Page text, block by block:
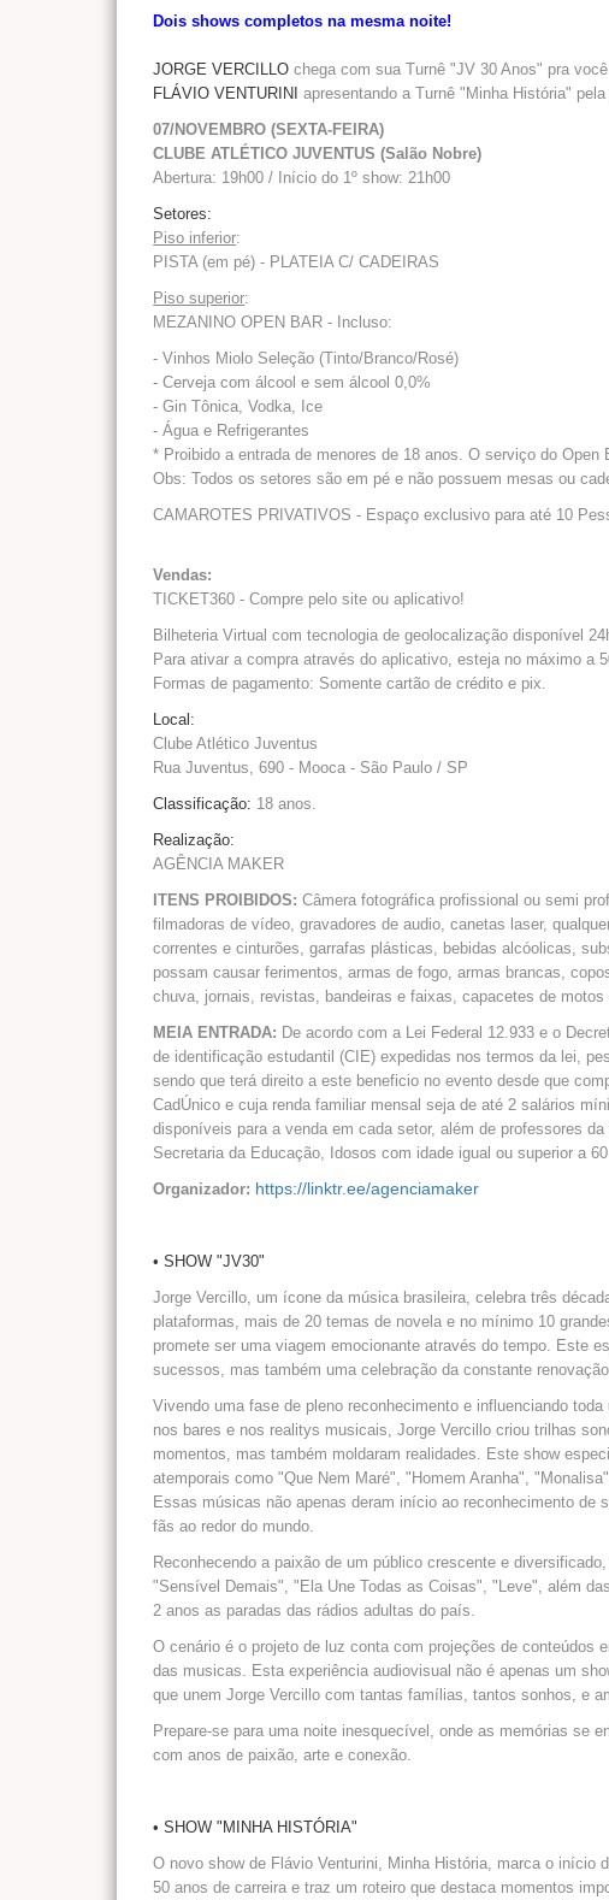
Dois shows completos na mesma noite!
JORGE VERCILLOchega com sua Turnê "JV 30 Anos" pra
FLÁVIO VENTURINI apresentando a Turnê "Minha História"
07/NOVEMBRO (SEXTA-FEIRA)
CLUBE ATLÉTICO JUVENTUS (Salão Nobre)
Abertura: 19h00 / Início do 1º show: 21h00
Setores:
Piso inferior:
PISTA (em pé) - PLATEIA C/ CADEIRAS
Piso superior:
MEZANINO OPEN BAR - Incluso:
- Vinhos Miolo Seleção (Tinto/Branco/Rosé)
- Cerveja com álcool e sem álcool 0,0%
- Gin Tônica, Vodka, Ice
- Água e Refrigerantes
* Proibido a entrada de menores de 18 anos. O serviço do
Obs: Todos os setores são em pé e não possuem mesas ou
CAMAROTES PRIVATIVOS- Espaço exclusivo para até 10
Vendas:
TICKET360 - Compre pelo site ou aplicativo!
Bilheteria Virtual com tecnologia de geolocalização disponível
Para ativar a compra através do aplicativo, esteja no máximo a
Formas de pagamento: Somente cartão de crédito e pix.
Local:
Clube Atlético Juventus
Rua Juventus, 690 - Mooca - São Paulo / SP
Classificação: 18 anos.
Realização:
AGÊNCIA MAKER
ITENS PROIBIDOS: Câmera fotográfica profissional ou semi
filmadoras de vídeo, gravadores de audio, canetas laser,
correntes e cinturões, garrafas plásticas, bebidas alcóolicas,
possam causar ferimentos, armas de fogo, armas brancas,
chuva, jornais, revistas, bandeiras e faixas, capacetes de motos
MEIA ENTRADA: De acordo com a Lei Federal 12.933 e o
de identificação estudantil (CIE) expedidas nos termos da lei,
sendo que terá direito a este beneficio no evento desde que
CadÚnico e cuja renda familiar mensal seja de até 2 salários
disponíveis para a venda em cada setor, além de professores
Secretaria da Educação, Idosos com idade igual ou superior a
Organizador: https://linktr.ee/agenciamaker
• SHOW "JV30"
Jorge Vercillo, um ícone da música brasileira, celebra três
plataformas, mais de 20 temas de novela e no mínimo 10
promete ser uma viagem emocionante através do tempo. Este
sucessos, mas também uma celebração da constante
Vivendo uma fase de pleno reconhecimento e influenciando
nos bares e nos realitys musicais, Jorge Vercillo criou trilhas
momentos, mas também moldaram realidades. Este show
atemporais como "Que Nem Maré", "Homem Aranha",
Essas músicas não apenas deram início ao reconhecimento de
fãs ao redor do mundo.
Reconhecendo a paixão de um público crescente e
"Sensível Demais", "Ela Une Todas as Coisas", "Leve", além
2 anos as paradas das rádios adultas do país.
O cenário é o projeto de luz conta com projeções de
das musicas. Esta experiência audiovisual não é apenas um
que unem Jorge Vercillo com tantas famílias, tantos sonhos, e
Prepare-se para uma noite inesquecível, onde as memórias se
com anos de paixão, arte e conexão.
• SHOW "MINHA HISTÓRIA"
O novo show de Flávio Venturini, Minha História, marca o
50 anos de carreira e traz um roteiro que destaca momentos